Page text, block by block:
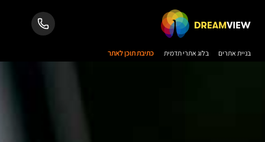
בניית אתרים בלוג אתרי תדמית כתיבת תוכן לאתר